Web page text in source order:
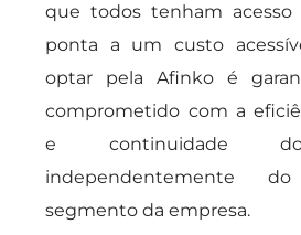
que todos tenham
ponta a um custo
optar pela Afinko é
comprometido com a
e continuidade
independentemente
segmento da empresa.